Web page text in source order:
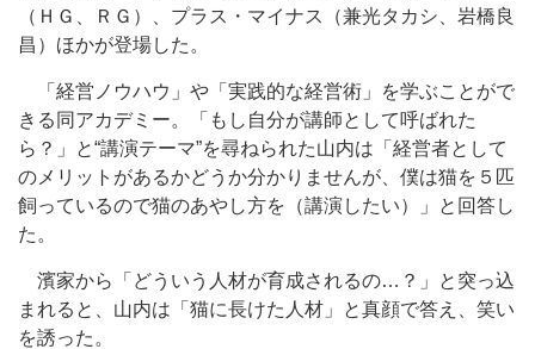
（ＨＧ、ＲＧ）、プラス・マイナス（兼光タカシ、岩橋良
昌）ほかが登場した。
「経営ノウハウ」や「実践的な経営術」を学ぶことがで
きる同アカデミー。「もし自分が講師として呼ばれた
ら？」と“講演テーマ”を尋ねられた山内は「経営者として
のメリットがあるかどうか分かりませんが、僕は猫を５匹
飼っているので猫のあやし方を（講演したい）」と回答し
た。
濱家から「どういう人材が育成されるの…？」と突っ込
まれると、山内は「猫に長けた人材」と真顔で答え、笑い
を誘った。